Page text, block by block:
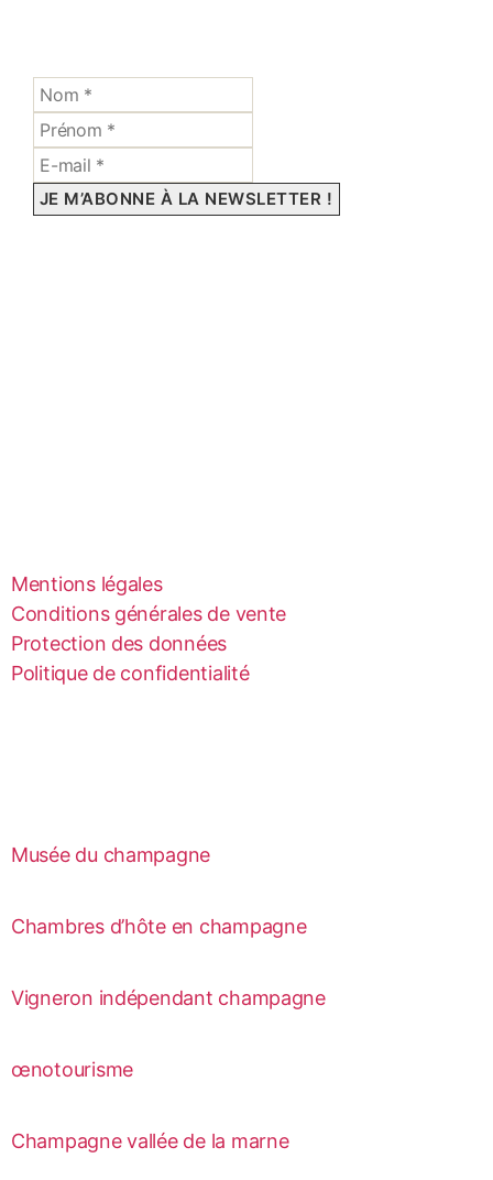
Mentions légales
Conditions générales de vente
Protection des données
Politique de confidentialité
Musée du champagne
Chambres d’hôte en champagne
Vigneron indépendant champagne
œnotourisme
Champagne vallée de la marne